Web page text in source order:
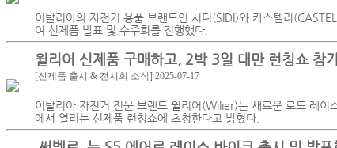
이탈리아의 자전거 용품 브랜드인 시디(SIDI)와 카스텔리
여 신제품 발표 및 수주회를 진행했다.
윌리어 신제품 구매하고, 2박 3일 대만 런칭쇼 참
[신제품 출시 & 전시회 소식] 2025-07-17
이탈리아 자전거 전문 브랜드 윌리어(Wilier)는 새로운 로드 레
에서 열리는 신제품 런칭쇼에 초청한다고 밝혔다.